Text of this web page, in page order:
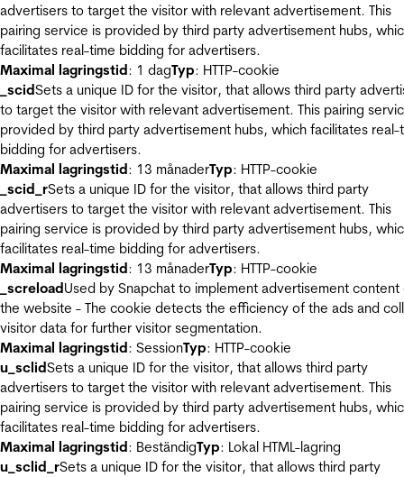
advertisers to target the visitor with relevant advertisement. This
pairing service is provided by third party advertisement hubs,
facilitates real-time bidding for advertisers.
Maximal lagringstid: 1 dagTyp: HTTP-cookie
_scidSets a unique ID for the visitor, that allows third party
to target the visitor with relevant advertisement. This pairing
provided by third party advertisement hubs, which facilitates real-
bidding for advertisers.
Maximal lagringstid: 13 månaderTyp: HTTP-cookie
_scid_rSets a unique ID for the visitor, that allows third party
advertisers to target the visitor with relevant advertisement. This
pairing service is provided by third party advertisement hubs,
facilitates real-time bidding for advertisers.
Maximal lagringstid: 13 månaderTyp: HTTP-cookie
_screloadUsed by Snapchat to implement advertisement content
the website - The cookie detects the efficiency of the ads and
visitor data for further visitor segmentation.
Maximal lagringstid: SessionTyp: HTTP-cookie
u_sclidSets a unique ID for the visitor, that allows third party
advertisers to target the visitor with relevant advertisement. This
pairing service is provided by third party advertisement hubs,
facilitates real-time bidding for advertisers.
Maximal lagringstid: BeständigTyp: Lokal HTML-lagring
u_sclid_rSets a unique ID for the visitor, that allows third party